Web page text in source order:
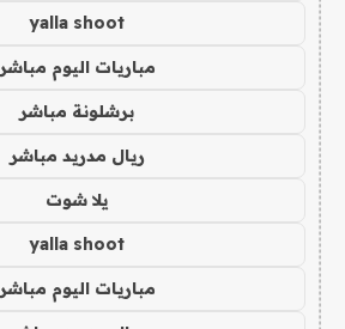
yalla shoot
مباريات اليوم مباشر
برشلونة مباشر
ريال مدريد مباشر
يلا شوت
yalla shoot
مباريات اليوم مباشر